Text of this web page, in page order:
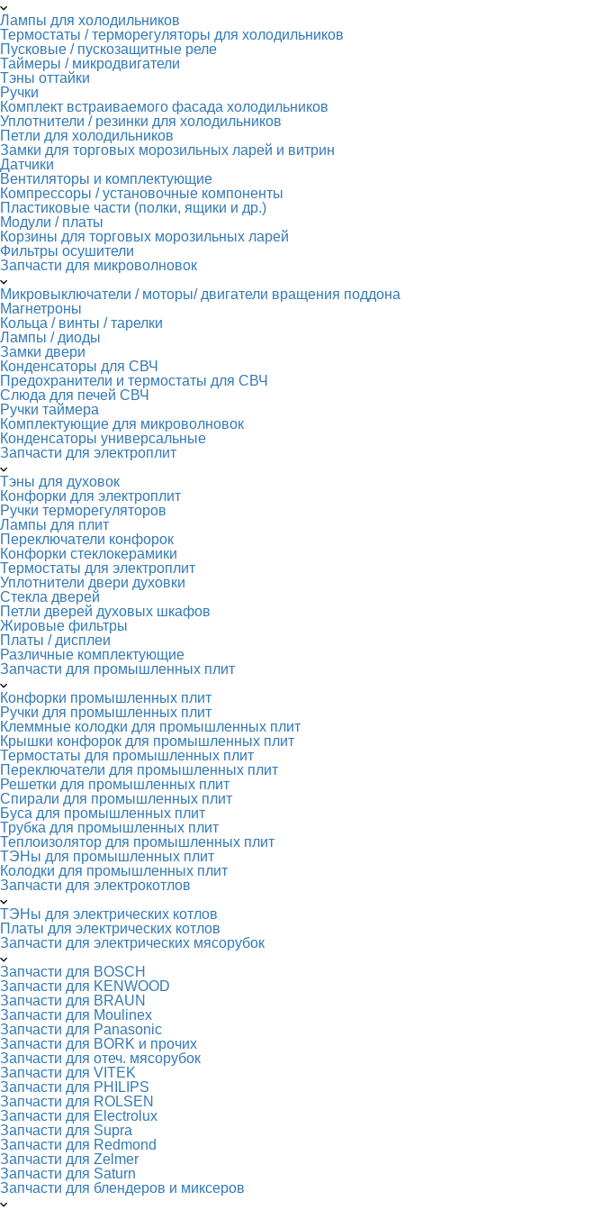
Лампы для холодильников
Термостаты / терморегуляторы для холодильников
Пусковые / пускозащитные реле
Таймеры / микродвигатели
Тэны оттайки
Ручки
Комплект встраиваемого фасада холодильников
Уплотнители / резинки для холодильников
Петли для холодильников
Замки для торговых морозильных ларей и витрин
Датчики
Вентиляторы и комплектующие
Компрессоры / установочные компоненты
Пластиковые части (полки, ящики и др.)
Модули / платы
Корзины для торговых морозильных ларей
Фильтры осушители
Запчасти для микроволновок
Микровыключатели / моторы/ двигатели вращения поддона
Магнетроны
Кольца / винты / тарелки
Лампы / диоды
Замки двери
Конденсаторы для СВЧ
Предохранители и термостаты для СВЧ
Слюда для печей СВЧ
Ручки таймера
Комплектующие для микроволновок
Конденсаторы универсальные
Запчасти для электроплит
Тэны для духовок
Конфорки для электроплит
Ручки терморегуляторов
Лампы для плит
Переключатели конфорок
Конфорки стеклокерамики
Термостаты для электроплит
Уплотнители двери духовки
Стекла дверей
Петли дверей духовых шкафов
Жировые фильтры
Платы / дисплеи
Различные комплектующие
Запчасти для промышленных плит
Конфорки промышленных плит
Ручки для промышленных плит
Клеммные колодки для промышленных плит
Крышки конфорок для промышленных плит
Термостаты для промышленных плит
Переключатели для промышленных плит
Решетки для промышленных плит
Спирали для промышленных плит
Буса для промышленных плит
Трубка для промышленных плит
Теплоизолятор для промышленных плит
ТЭНы для промышленных плит
Колодки для промышленных плит
Запчасти для электрокотлов
ТЭНы для электрических котлов
Платы для электрических котлов
Запчасти для электрических мясорубок
Запчасти для BOSCH
Запчасти для KENWOOD
Запчасти для BRAUN
Запчасти для Moulinex
Запчасти для Panasonic
Запчасти для BORK и прочих
Запчасти для отеч. мясорубок
Запчасти для VITEK
Запчасти для PHILIPS
Запчасти для ROLSEN
Запчасти для Electrolux
Запчасти для Supra
Запчасти для Redmond
Запчасти для Zelmer
Запчасти для Saturn
Запчасти для блендеров и миксеров